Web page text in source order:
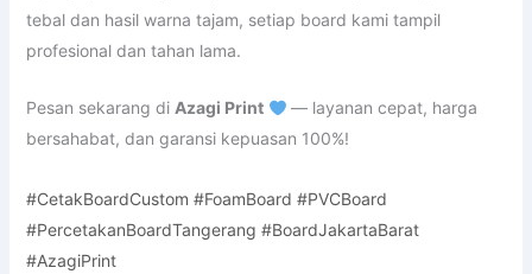
tebal dan hasil warna tajam, setiap board kami tampil
profesional dan tahan lama.
Pesan sekarang di Azagi Print
— layanan cepat, harga
bersahabat, dan garansi kepuasan 100%!
#CetakBoardCustom #FoamBoard #PVCBoard
#PercetakanBoardTangerang #BoardJakartaBarat
#AzagiPrint